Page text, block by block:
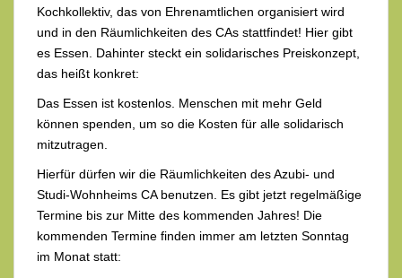
Kochkollektiv, das von Ehrenamtlichen organisiert wird
und in den Räumlichkeiten des CAs stattfindet! Hier gibt
es Essen. Dahinter steckt ein solidarisches Preiskonzept,
das heißt konkret:
Das Essen ist kostenlos. Menschen mit mehr Geld
können spenden, um so die Kosten für alle solidarisch
mitzutragen.
Hierfür dürfen wir die Räumlichkeiten des Azubi- und
Studi-Wohnheims CA benutzen. Es gibt jetzt regelmäßige
Termine bis zur Mitte des kommenden Jahres! Die
kommenden Termine finden immer am letzten Sonntag
im Monat statt: